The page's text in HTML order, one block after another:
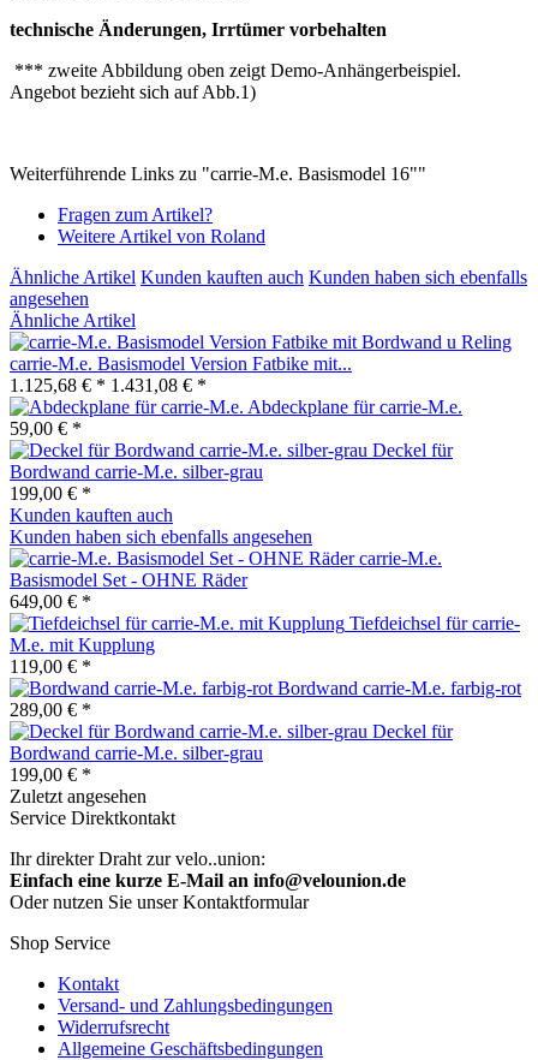
technische Änderungen, Irrtümer vorbehalten
*** zweite Abbildung oben zeigt Demo-Anhängerbeispiel.
Angebot bezieht sich auf Abb.1)
Weiterführende Links zu "carrie-M.e. Basismodel 16""
Fragen zum Artikel?
Weitere Artikel von Roland
Ähnliche Artikel Kunden kauften auch Kunden haben sich ebenfalls
angesehen
Ähnliche Artikel
carrie-M.e. Basismodel Version Fatbike mit...
1.125,68 € * 1.431,08 € *
Abdeckplane für carrie-M.e.
59,00 € *
Deckel für
Bordwand carrie-M.e. silber-grau
199,00 € *
Kunden kauften auch
Kunden haben sich ebenfalls angesehen
carrie-M.e.
Basismodel Set - OHNE Räder
649,00 € *
Tiefdeichsel für carrie-
M.e. mit Kupplung
119,00 € *
Bordwand carrie-M.e. farbig-rot
289,00 € *
Deckel für
Bordwand carrie-M.e. silber-grau
199,00 € *
Zuletzt angesehen
Service Direktkontakt
Ihr direkter Draht zur velo..union:
Einfach eine kurze E-Mail an info@velounion.de
Oder nutzen Sie unser Kontaktformular
Shop Service
Kontakt
Versand- und Zahlungsbedingungen
Widerrufsrecht
Allgemeine Geschäftsbedingungen